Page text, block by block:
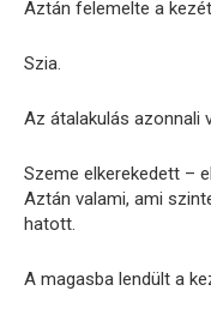
Aztán felemelte a
Szia.
Az átalakulás azonnali
Szeme elkerekedett –
Aztán valami, ami
hatott.
A magasba lendült a